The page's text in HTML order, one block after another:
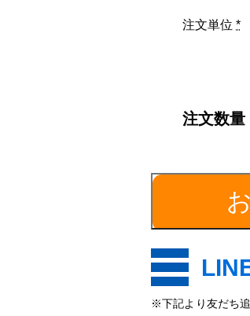
注文単位 *
※下記より友だち